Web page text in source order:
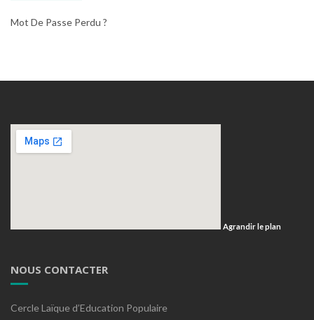
Mot De Passe Perdu ?
Agrandir le plan
NOUS CONTACTER
Cercle Laïque d’Education Populaire